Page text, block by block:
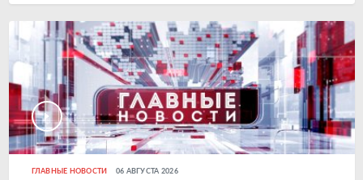
ГЛАВНЫЕ НОВОСТИ 06 АВГУСТА 2026